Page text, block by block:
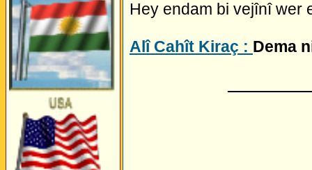
Hey endam bi vejînî wer
Alî Cahît Kiraç : Dema